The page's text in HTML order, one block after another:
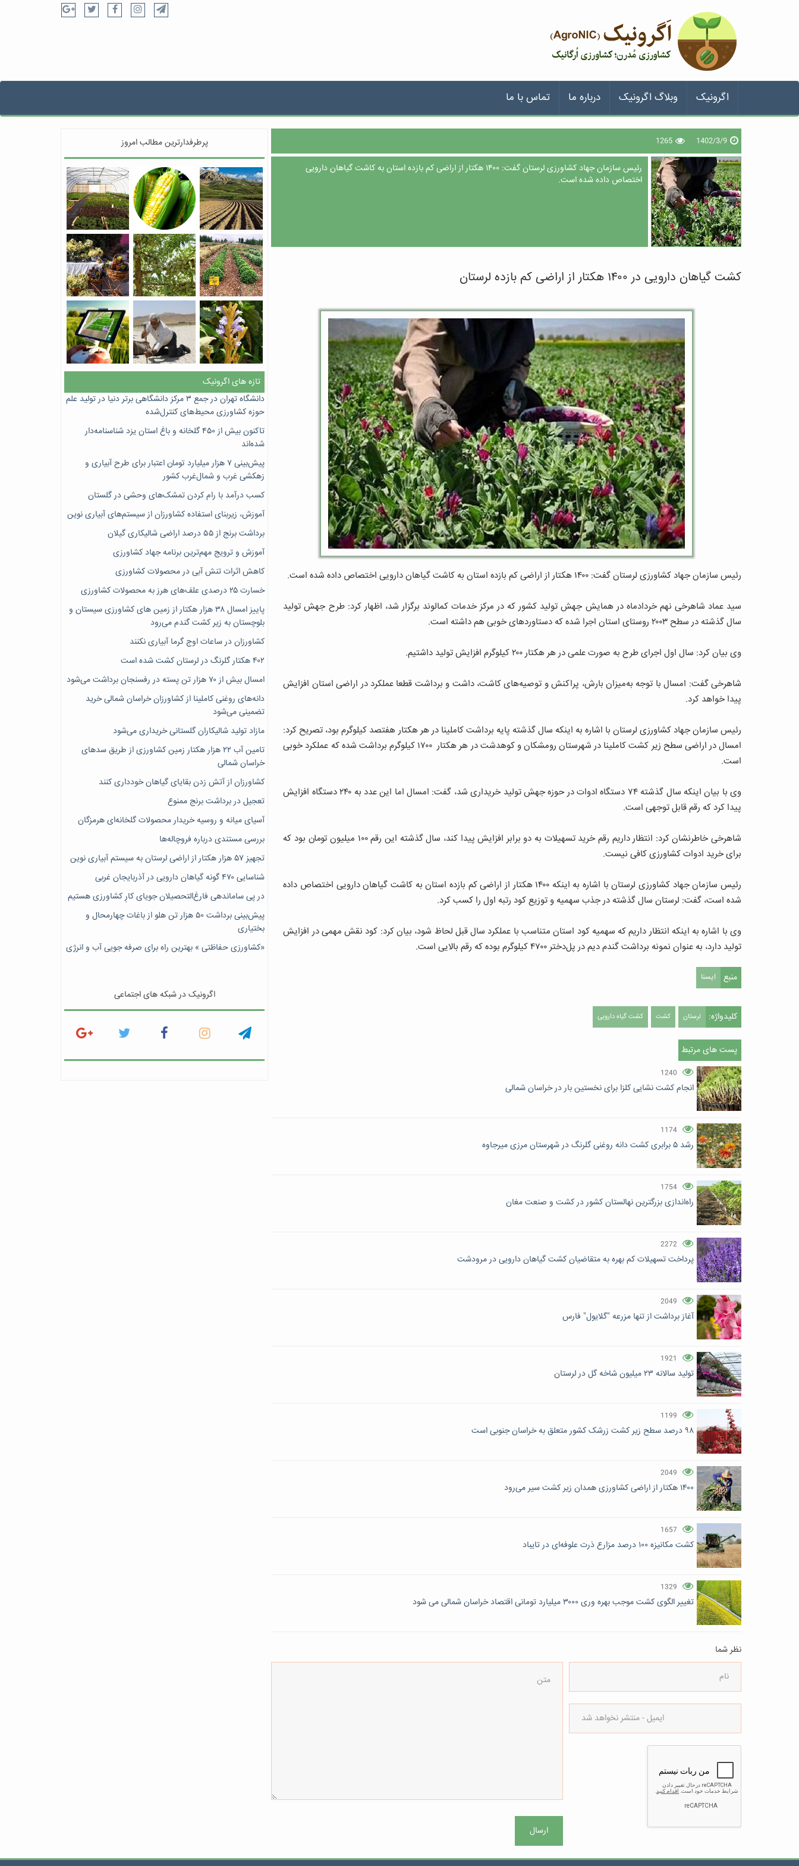
اگرونیک وبلاگ اگرونیک درباره ما تماس با ما
1402/3/9
1265
رئیس سازمان جهاد کشاورزی لرستان گفت: ۱۴۰۰ هکتار از اراضی کم بازده استان به کاشت گیاهان دارویی
اختصاص داده شده است.
کشت گیاهان دارویی در ۱۴۰۰ هکتار از اراضی کم بازده لرستان
رئیس سازمان جهاد کشاورزی لرستان گفت: ۱۴۰۰ هکتار از اراضی کم بازده استان به کاشت گیاهان دارویی اختصاص داده شده است.
سید عماد شاهرخی نهم خردادماه در همایش جهش تولید کشور که در مرکز خدمات کمالوند برگزار شد، اظهار کرد: طرح جهش تولید
سال گذشته در سطح ۲۰۰۳ روستای استان اجرا شده که دستاوردهای خوبی هم داشته است.
وی بیان کرد: سال اول اجرای طرح به صورت علمی در هر هکتار ۲۰۰ کیلوگرم افزایش تولید داشتیم.
شاهرخی گفت: امسال با توجه به‌میزان بارش، پراکنش و توصیه‌های کاشت، داشت و برداشت قطعا عملکرد در اراضی استان افزایش
پیدا خواهد کرد.
رئیس سازمان جهاد کشاورزی لرستان با اشاره به اینکه سال گذشته پایه برداشت کاملینا در هر هکتار هفتصد کیلوگرم بود، تصریح کرد:
امسال در اراضی سطح زیر کشت کاملینا در شهرستان رومشکان و کوهدشت در هر هکتار ۱۷۰۰ کیلوگرم برداشت شده که عملکرد خوبی
است.
وی با بیان اینکه سال گذشته ۷۴ دستگاه ادوات در حوزه جهش تولید خریداری شد، گفت: امسال اما این عدد به ۲۴۰ دستگاه افزایش
پیدا کرد که رقم قابل توجهی است.
شاهرخی خاطرنشان کرد: انتظار داریم رقم خرید تسهیلات به دو برابر افزایش پیدا کند، سال گذشته این رقم ۱۰۰ میلیون تومان بود که
برای خرید ادوات کشاورزی کافی نیست.
رئیس سازمان جهاد کشاورزی لرستان با اشاره به اینکه ۱۴۰۰ هکتار از اراضی کم بازده استان به کاشت گیاهان دارویی اختصاص داده
شده است، گفت: لرستان سال گذشته در جذب سهمیه و توزیع کود رتبه اول را کسب کرد.
وی با اشاره به اینکه انتظار داریم که سهمیه کود استان متناسب با عملکرد سال قبل لحاظ شود، بیان کرد: کود نقش مهمی در افزایش
تولید دارد، به عنوان نمونه برداشت گندم دیم در پل‌دختر ۴۷۰۰ کیلوگرم بوده که رقم بالایی است.
منبع ایسنا
کلیدواژه: لرستان کشت کشت گیاه دارویی
پست های مرتبط
1240
انجام کشت نشایی کلزا برای نخستین بار در خراسان شمالی
1174
رشد ۵ برابری کشت دانه روغنی گلرنگ در شهرستان مرزی میرجاوه
1754
راه‌اندازی بزرگترین نهالستان کشور در کشت و صنعت مغان
2272
پرداخت تسهیلات کم بهره به متقاضیان کشت گیاهان دارویی در مرودشت
2049
آغاز برداشت از تنها مزرعه "گلایول" فارس
1921
تولید سالانه ۲۳ میلیون شاخه گل در لرستان
1199
۹۸ درصد سطح زیر کشت زرشک کشور متعلق به خراسان جنوبی است
2049
۱۴۰۰ هکتار از اراضی کشاورزی همدان زیر کشت سیر می‌رود
1657
کشت مکانیزه ۱۰۰ درصد مزارع ذرت علوفه‌ای در تایباد
1329
تغییر الگوی کشت موجب بهره وری ۳۰۰۰ میلیارد تومانی اقتصاد خراسان شمالی می شود
نظر شما
ارسال
پرطرفدارترین مطالب امروز
تازه های اگرونیک
دانشگاه تهران در جمع ۳ مرکز دانشگاهی برتر دنیا در تولید علم
حوزه کشاورزی محیط‌های کنترل‌شده
تاکنون بیش از ۴۵۰ گلخانه و باغ استان یزد شناسنامه‌دار
شده‌اند
پیش‌بینی ۷‌ هزار میلیارد تومان اعتبار برای طرح آبیاری و
زهکشی غرب و شمال‌غرب کشور
کسب درآمد با رام کردن تمشک‌های وحشی در گلستان
آموزش، زیربنای استفاده کشاورزان از سیستم‌های آبیاری نوین
برداشت برنج از ۵۵ درصد اراضی شالیکاری گیلان
آموزش و ترویج مهم‌ترین برنامه جهاد کشاورزی
کاهش اثرات تنش آبی در محصولات کشاورزی
خسارت ۲۵ درصدی علف‌های هرز به محصولات کشاورزی
پاییز امسال ۳۸ هزار هکتار از زمین های کشاورزی سیستان و
بلوچستان به زیر کشت گندم می‌رود
کشاورزان در ساعات اوج گرما آبیاری نکنند
۴۰۲ هکتار گلرنگ در لرستان کشت شده است
امسال بیش از ۷۰ هزار تن پسته در رفسنجان برداشت می‌شود
دانه‌های روغنی کاملینا از کشاورزان خراسان شمالی خرید
تضمینی می‌شود
مازاد تولید شالیکاران گلستانی خریداری می‌شود
تامین آب ۲۲ هزار هکتار زمین کشاورزی از طریق سدهای
خراسان شمالی
کشاورزان از آتش زدن بقایای گیاهان خودداری کنند
تعجیل در برداشت برنج ممنوع
آسیای میانه و روسیه خریدار محصولات گلخانه‌ای هرمزگان
بررسی مستندی درباره فروچاله‌ها
تجهیز ۵۷ هزار هکتار از اراضی لرستان به سیستم آبیاری نوین
شناسایی ۴۷٠ گونه گیاهان دارویی در آذربایجان غربی
در پی ساماندهی فارغ‌التحصیلان جویای کارِ کشاورزی هستیم
پیش‎‌بینی برداشت ۵۰ هزار تن هلو از باغات چهارمحال و
بختیاری
«کشاورزی حفاظتی » بهترین راه برای صرفه جویی آب و انرژی
اگرونیک در شبکه های اجتماعی